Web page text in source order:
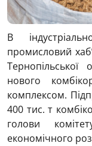
В
промисловий
Тернопільської
нового
комплексом.
400 тис. т
голови
економічного